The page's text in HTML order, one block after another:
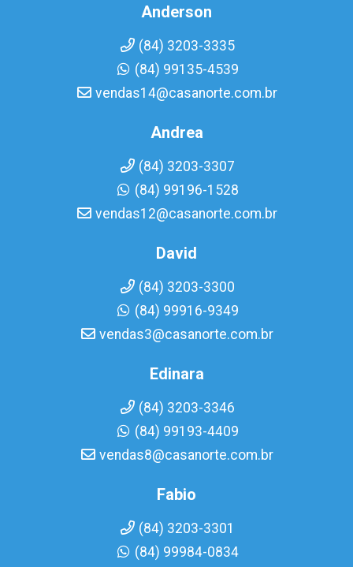
Anderson
(84) 3203-3335
(84) 99135-4539
vendas14@casanorte.com.br
Andrea
(84) 3203-3307
(84) 99196-1528
vendas12@casanorte.com.br
David
(84) 3203-3300
(84) 99916-9349
vendas3@casanorte.com.br
Edinara
(84) 3203-3346
(84) 99193-4409
vendas8@casanorte.com.br
Fabio
(84) 3203-3301
(84) 99984-0834